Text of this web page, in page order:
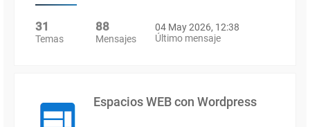
31
Temas
88
Mensajes
04 May 2026, 12:38
Último mensaje
Espacios WEB con Wordpress